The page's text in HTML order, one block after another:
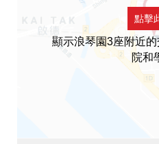
點擊
顯示浪琴園3座附近
院和